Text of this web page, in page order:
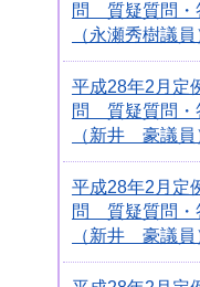
問 質疑質問・
（永瀬秀樹議員
平成28年2月定
問 質疑質問・
（新井 豪議員
平成28年2月定
問 質疑質問・
（新井 豪議員